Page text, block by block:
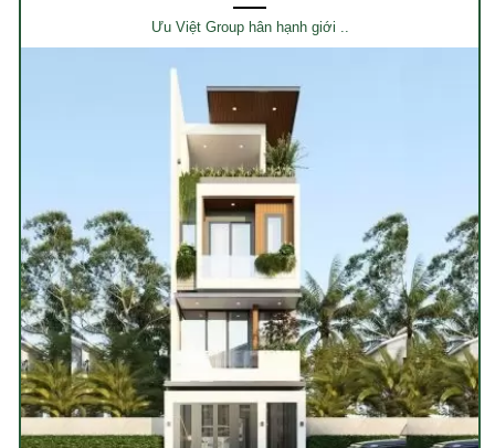
Ưu Việt Group hân hạnh giới ..